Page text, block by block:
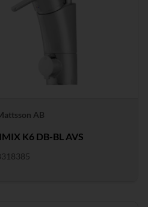
AB
K6 DB-BL AVS